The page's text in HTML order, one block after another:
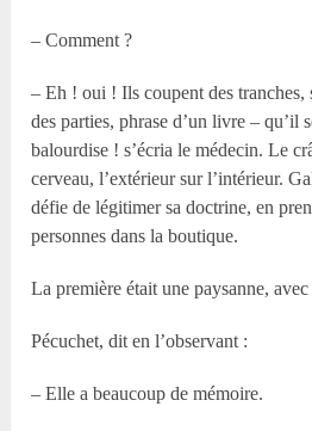
– Comment ?
– Eh ! oui ! Ils coupent des tranches,
des parties, phrase d’un livre – qu’il
balourdise ! s’écria le médecin. Le
cerveau, l’extérieur sur l’intérieur.
défie de légitimer sa doctrine, en
personnes dans la boutique.
La première était une paysanne,
Pécuchet, dit en l’observant :
– Elle a beaucoup de mémoire.